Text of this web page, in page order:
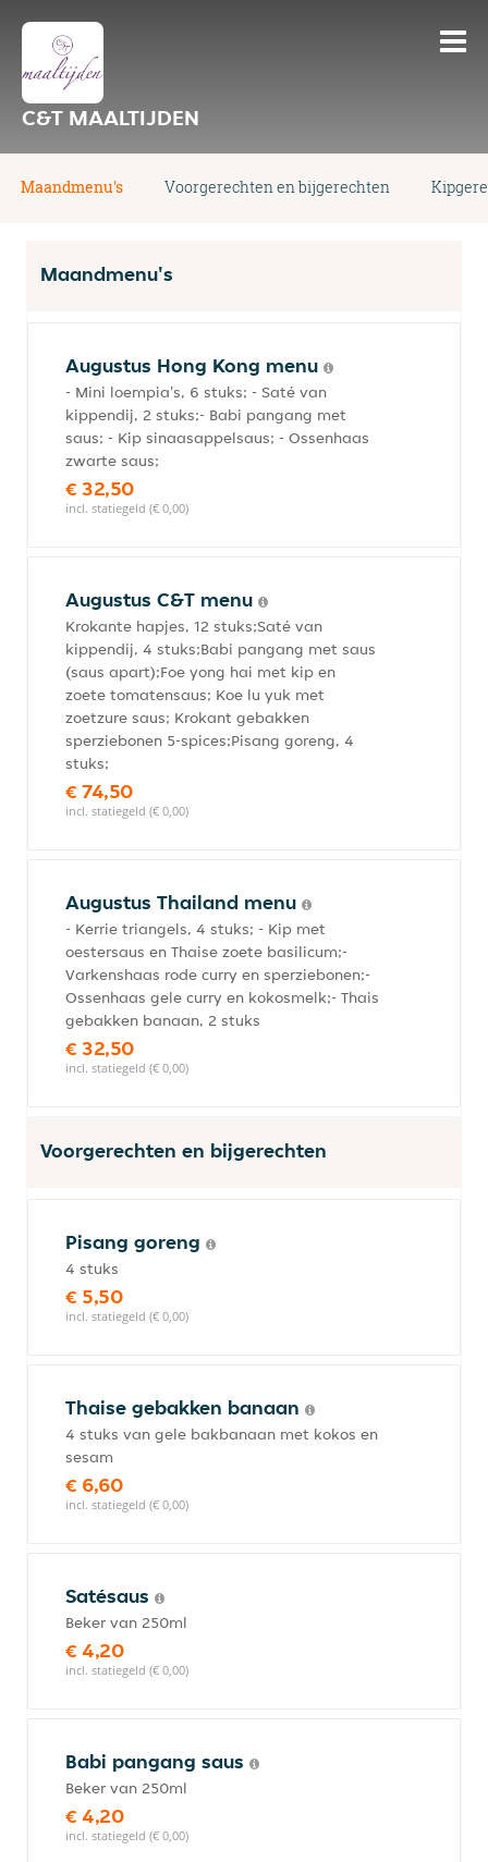
C&T MAALTIJDEN
Maandmenu's Voorgerechten en bijgerechten
Maandmenu's
Augustus Hong Kong menu
- Mini loempia's, 6 stuks; - Saté van
kippendij, 2 stuks;- Babi pangang met
saus; - Kip sinaasappelsaus; - Ossenhaas
zwarte saus;
€ 32,50
incl. statiegeld (€ 0,00)
Augustus C&T menu
Krokante hapjes, 12 stuks;Saté van
kippendij, 4 stuks;Babi pangang met saus
(saus apart);Foe yong hai met kip en
zoete tomatensaus; Koe lu yuk met
zoetzure saus; Krokant gebakken
sperziebonen 5-spices;Pisang goreng, 4
stuks;
€ 74,50
incl. statiegeld (€ 0,00)
Augustus Thailand menu
- Kerrie triangels, 4 stuks; - Kip met
oestersaus en Thaise zoete basilicum;-
Varkenshaas rode curry en sperziebonen;-
Ossenhaas gele curry en kokosmelk;- Thais
gebakken banaan, 2 stuks
€ 32,50
incl. statiegeld (€ 0,00)
Voorgerechten en bijgerechten
Pisang goreng
4 stuks
€ 5,50
incl. statiegeld (€ 0,00)
Thaise gebakken banaan
4 stuks van gele bakbanaan met kokos en
sesam
€ 6,60
incl. statiegeld (€ 0,00)
Satésaus
Beker van 250ml
€ 4,20
incl. statiegeld (€ 0,00)
Babi pangang saus
Beker van 250ml
€ 4,20
incl. statiegeld (€ 0,00)